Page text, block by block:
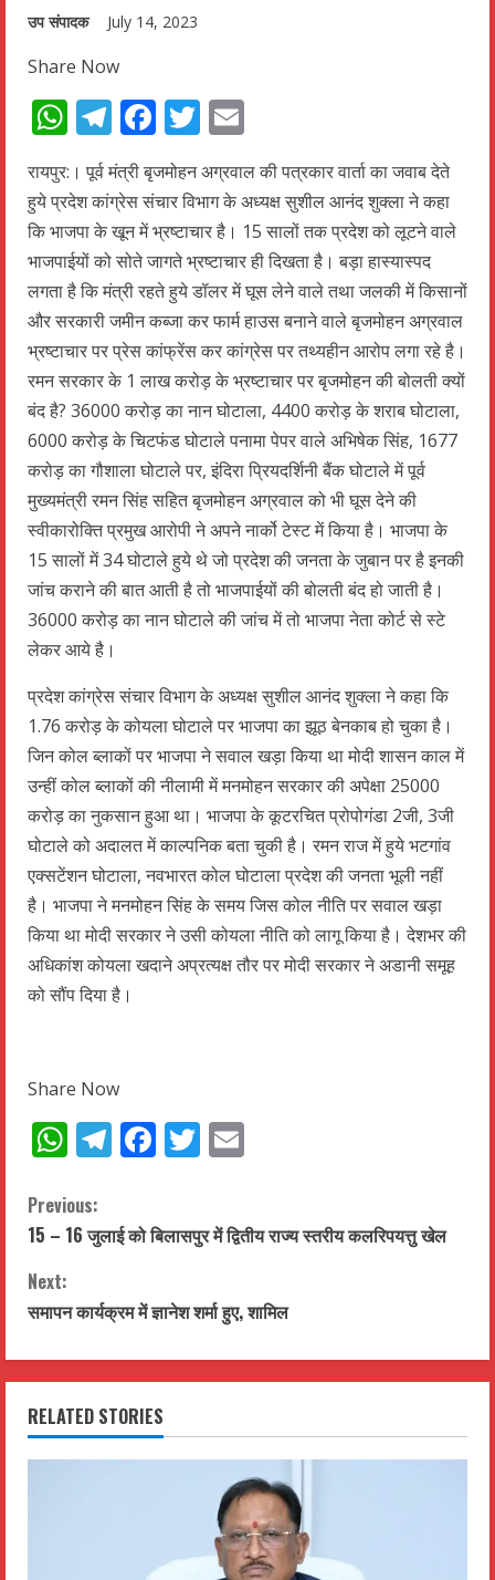
उप संपादक July 14, 2023
Share Now
WhatsApp
Telegram
Facebook
Twitter
रायपुर:। पूर्व मंत्री बृजमोहन अग्रवाल की पत्रकार वार्ता का जवाब देते
हुये प्रदेश कांग्रेस संचार विभाग के अध्यक्ष सुशील आनंद शुक्ला ने कहा
कि भाजपा के खून में भ्रष्टाचार है। 15 सालों तक प्रदेश को लूटने वाले
भाजपाईयों को सोते जागते भ्रष्टाचार ही दिखता है। बड़ा हास्यास्पद
लगता है कि मंत्री रहते हुये डॉलर में घूस लेने वाले तथा जलकी में किसानों
और सरकारी जमीन कब्जा कर फार्म हाउस बनाने वाले बृजमोहन अग्रवाल
भ्रष्टाचार पर प्रेस कांफ्रेंस कर कांग्रेस पर तथ्यहीन आरोप लगा रहे है।
रमन सरकार के 1 लाख करोड़ के भ्रष्टाचार पर बृजमोहन की बोलती क्यों
बंद है? 36000 करोड़ का नान घोटाला, 4400 करोड़ के शराब घोटाला,
6000 करोड़ के चिटफंड घोटाले पनामा पेपर वाले अभिषेक सिंह, 1677
करोड़ का गौशाला घोटाले पर, इंदिरा प्रियदर्शिनी बैंक घोटाले में पूर्व
मुख्यमंत्री रमन सिंह सहित बृजमोहन अग्रवाल को भी घूस देने की
स्वीकारोक्ति प्रमुख आरोपी ने अपने नार्को टेस्ट में किया है। भाजपा के
15 सालों में 34 घोटाले हुये थे जो प्रदेश की जनता के जुबान पर है इनकी
जांच कराने की बात आती है तो भाजपाईयों की बोलती बंद हो जाती है।
36000 करोड़ का नान घोटाले की जांच में तो भाजपा नेता कोर्ट से स्टे
लेकर आये है।
प्रदेश कांग्रेस संचार विभाग के अध्यक्ष सुशील आनंद शुक्ला ने कहा कि
1.76 करोड़ के कोयला घोटाले पर भाजपा का झूठ बेनकाब हो चुका है।
जिन कोल ब्लाकों पर भाजपा ने सवाल खड़ा किया था मोदी शासन काल में
उन्हीं कोल ब्लाकों की नीलामी में मनमोहन सरकार की अपेक्षा 25000
करोड़ का नुकसान हुआ था। भाजपा के कूटरचित प्रोपोगंडा 2जी, 3जी
घोटाले को अदालत में काल्पनिक बता चुकी है। रमन राज में हुये भटगांव
एक्सटेंशन घोटाला, नवभारत कोल घोटाला प्रदेश की जनता भूली नहीं
है। भाजपा ने मनमोहन सिंह के समय जिस कोल नीति पर सवाल खड़ा
किया था मोदी सरकार ने उसी कोयला नीति को लागू किया है। देशभर की
अधिकांश कोयला खदाने अप्रत्यक्ष तौर पर मोदी सरकार ने अडानी समूह
को सौंप दिया है।
Share Now
WhatsApp
Telegram
Facebook
Twitter
C
o
n
t
i
n
Previous:
15 – 16 जुलाई को बिलासपुर में द्वितीय राज्य स्तरीय कलरिपयत्तु खेल
Next:
समापन कार्यक्रम में ज्ञानेश शर्मा हुए, शामिल
RELATED STORIES